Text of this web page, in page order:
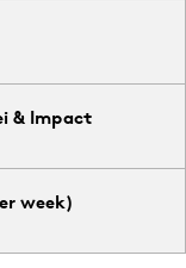
& Impact
week)